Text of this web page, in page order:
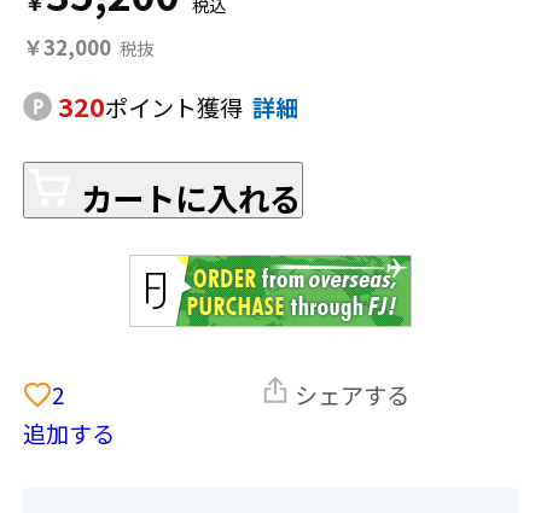
￥32,000
320ポイント獲得 詳細
カートに入れる
2
追加する
シェアする